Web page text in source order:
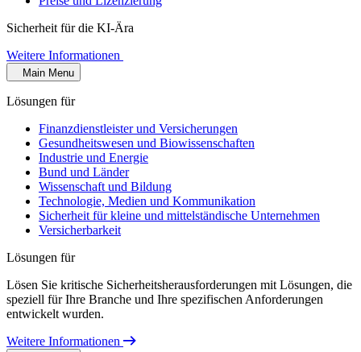
Sicherheit für die KI-Ära
Weitere Informationen
Main Menu
Lösungen für
Finanzdienstleister und Versicherungen
Gesundheitswesen und Biowissenschaften
Industrie und Energie
Bund und Länder
Wissenschaft und Bildung
Technologie, Medien und Kommunikation
Sicherheit für kleine und mittelständische Unternehmen
Versicherbarkeit
Lösungen für
Lösen Sie kritische Sicherheitsherausforderungen mit Lösungen, die
speziell für Ihre Branche und Ihre spezifischen Anforderungen
entwickelt wurden.
Weitere Informationen